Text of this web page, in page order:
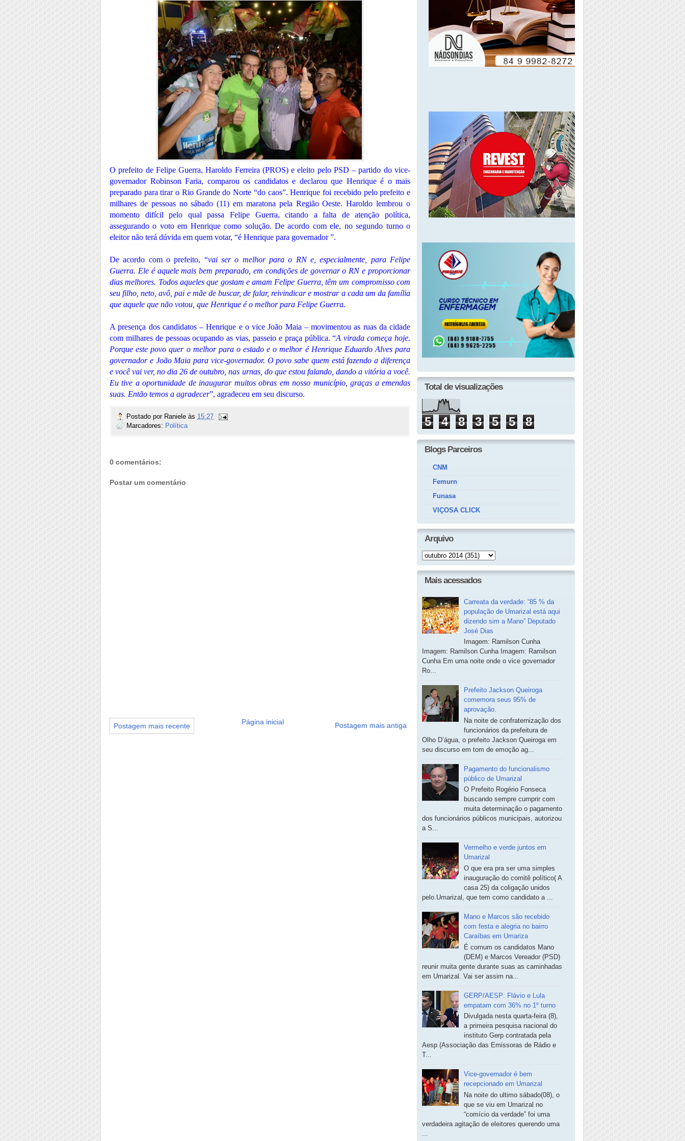
O prefeito de Felipe Guerra, Haroldo Ferreira (PROS) e eleito pelo PSD – partido do vice-
governador Robinson Faria, comparou os candidatos e declarou que Henrique é o mais
preparado para tirar o Rio Grande do Norte “do caos”. Henrique foi recebido pelo prefeito e
milhares de pessoas no sábado (11) em maratona pela Região Oeste. Haroldo lembrou o
momento difícil pelo qual passa Felipe Guerra, citando a falta de atenção política,
assegurando o voto em Henrique como solução. De acordo com ele, no segundo turno o
eleitor não terá dúvida em quem votar, “é Henrique para governador ”.
De acordo com o prefeito, “vai ser o melhor para o RN e, especialmente, para Felipe
Guerra. Ele é aquele mais bem preparado, em condições de governar o RN e proporcionar
dias melhores. Todos aqueles que gostam e amam Felipe Guerra, têm um compromisso com
seu filho, neto, avô, pai e mãe de buscar, de falar, reivindicar e mostrar a cada um da família
que aquele que não votou, que Henrique é o melhor para Felipe Guerra.
A presença dos candidatos – Henrique e o vice João Maia – movimentou as ruas da cidade
com milhares de pessoas ocupando as vias, passeio e praça pública. “A virada começa hoje.
Porque este povo quer o melhor para o estado e o melhor é Henrique Eduardo Alves para
governador e João Maia para vice-governador. O povo sabe quem está fazendo a diferença
e você vai ver, no dia 26 de outubro, nas urnas, do que estou falando, dando a vitória a você.
Eu tive a oportunidade de inaugurar muitos obras em nosso município, graças a emendas
suas. Então temos a agradecer”, agradeceu em seu discurso.
Postado por Raniele às 15:27
Marcadores: Política
0 comentários:
Postar um comentário
Postagem mais recente Postagem mais antiga
Página inicial
Total de visualizações
5 4 8 3 5 5 8
Blogs Parceiros
CNM
Femurn
Funasa
VIÇOSA CLICK
Arquivo
Mais acessados
Carreata da verdade: “85 % da
população de Umarizal está aqui
dizendo sim a Mano” Deputado
José Dias
Imagem: Ramilson Cunha
Imagem: Ramilson Cunha Imagem: Ramilson
Cunha Em uma noite onde o vice governador
Ro...
Prefeito Jackson Queiroga
comemora seus 95% de
aprovação.
Na noite de confraternização dos
funcionários da prefeitura de
Olho D’água, o prefeito Jackson Queiroga em
seu discurso em tom de emoção ag...
Pagamento do funcionalismo
público de Umarizal
O Prefeito Rogério Fonseca
buscando sempre cumprir com
muita determinação o pagamento
dos funcionários públicos municipais, autorizou
a S...
Vermelho e verde juntos em
Umarizal
O que era pra ser uma simples
inauguração do comitê político( A
casa 25) da coligação unidos
pelo Umarizal, que tem como candidato a ...
Mano e Marcos são recebido
com festa e alegria no bairro
Caraíbas em Umariza
É comum os candidatos Mano
(DEM) e Marcos Vereador (PSD)
reunir muita gente durante suas as caminhadas
em Umarizal. Vai ser assim na...
GERP/AESP: Flávio e Lula
empatam com 36% no 1º turno
Divulgada nesta quarta-feira (8),
a primeira pesquisa nacional do
instituto Gerp contratada pela
Aesp (Associação das Emissoras de Rádio e
T...
Vice-governador é bem
recepcionado em Umarizal
Na noite do ultimo sábado(08), o
que se viu em Umarizal no
“comício da verdade” foi uma
verdadeira agitação de eleitores querendo uma